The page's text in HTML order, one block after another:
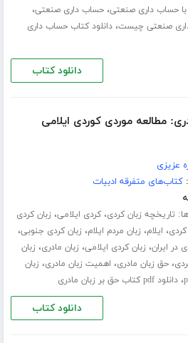
حساب داری صنعتی،حساب داری صنعتی،
صنعتی چیست،دانلود کتاب حساب داری
دانلود کتاب
مطالعه موردی کوردی ایلامی
عزیزی
کتاب‌های متفرقه ادبیات
تاریخچه زبان کردی،کردی ایلامی، زبان کردی
کردی، ایلام، زبان مردم ایلام، زبان کردی جنوبی،
در ایران، زبان کردی ایلامی، زبان مادری، زبان
،حق زبان مادری، اهمیت زبان مادری، زبان
،دانلود pdf کتاب حق بر زبان مادری
دانلود کتاب